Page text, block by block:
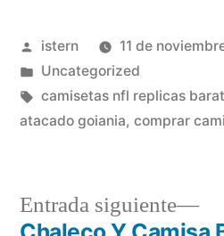
Publicado
por
istern
11 de
Publicado
en
Uncategorized
Etiquetas:
camisetas nfl replicas
atacado goiania, comprar
Entrada siguiente